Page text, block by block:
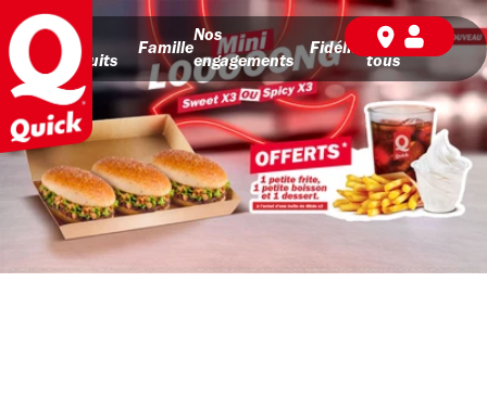
Nos
produits
Famille
Nos
engagements
Fidélité
BD pour
tous